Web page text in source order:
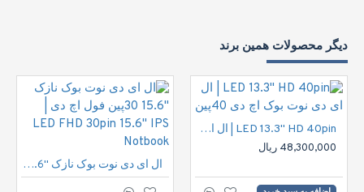
دیگر محصولات همین برند
LED 13.3" HD 40pin | ال ای دی نوت بوک اچ دی 40پین
48,300,000 ریال
ال ای دی نوت بوک نازک "15.6 30پین فول اچ دی | LED FHD 30pin 15.6" IPS Notbook